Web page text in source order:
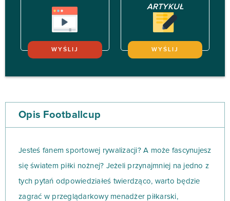
WYŚLIJ
ARTYKUŁ
WYŚLIJ
Opis Footballcup
Jesteś fanem sportowej rywalizacji? A może fascynujesz
się światem piłki nożnej? Jeżeli przynajmniej na jedno z
tych pytań odpowiedziałeś twierdząco, warto będzie
zagrać w przeglądarkowy menadżer piłkarski,